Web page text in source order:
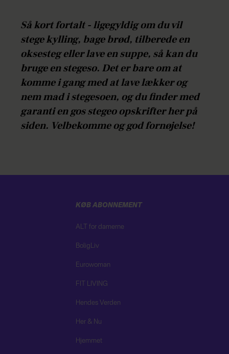
Så kort fortalt - ligegyldig om du vil
stege kylling, bage brød, tilberede en
oksesteg eller lave en suppe, så kan du
bruge en stegeso. Det er bare om at
komme i gang med at lave lækker og
nem mad i stegesoen, og du finder med
garanti en gos stegeo opskrifter her på
siden. Velbekomme og god fornøjelse!
KØB ABONNEMENT
ALT for damerne
BoligLiv
Eurowoman
FIT LIVING
Hendes Verden
Her & Nu
Hjemmet